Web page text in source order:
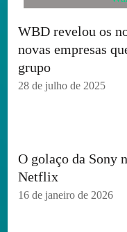
WBD revelou os
novas empresas
grupo
28 de julho de 2025
O golaço da Sony
Netflix
16 de janeiro de 2026